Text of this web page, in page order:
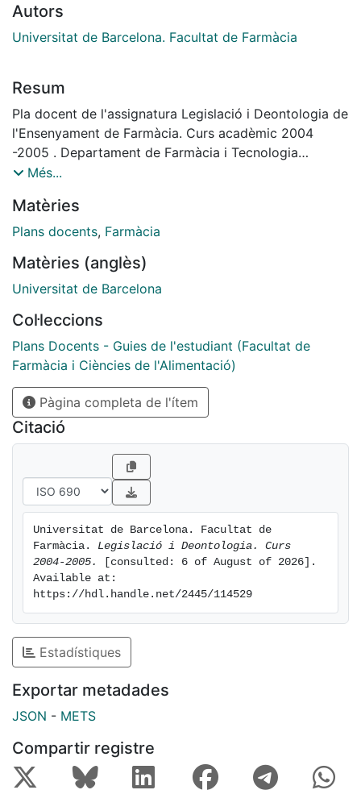
Autors
Universitat de Barcelona. Facultat de Farmàcia
Resum
Pla docent de l'assignatura Legislació i Deontologia de
l'Ensenyament de Farmàcia. Curs acadèmic 2004
-2005 . Departament de Farmàcia i Tecnologia
Farmacèutica
Més...
Matèries
Plans docents, Farmàcia
Matèries (anglès)
Universitat de Barcelona
Col·leccions
Plans Docents - Guies de l'estudiant (Facultat de
Farmàcia i Ciències de l'Alimentació)
Pàgina completa de l'ítem
Citació
Universitat de Barcelona. Facultat de
Farmàcia. Legislació i Deontologia. Curs
2004-2005.
[consulted: 6 of August of 2026].
Available at:
https://hdl.handle.net/2445/114529
Estadístiques
Exportar metadades
JSON - METS
Compartir registre